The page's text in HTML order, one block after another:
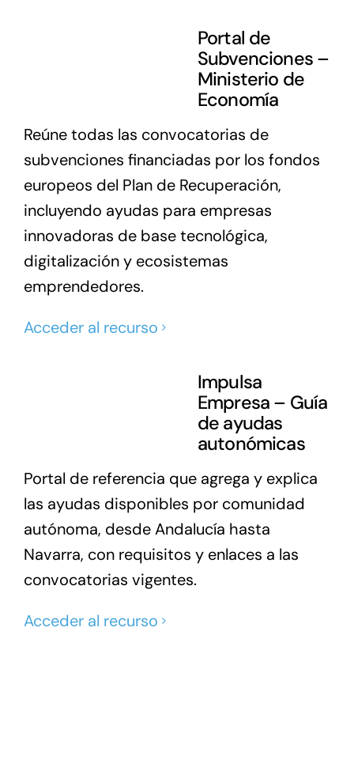
Portal de
Subvenciones –
Ministerio de
Economía
Reúne todas las convocatorias de
subvenciones financiadas por los fondos
europeos del Plan de Recuperación,
incluyendo ayudas para empresas
innovadoras de base tecnológica,
digitalización y ecosistemas
emprendedores.
Acceder al recurso
Impulsa
Empresa – Guía
de ayudas
autonómicas
Portal de referencia que agrega y explica
las ayudas disponibles por comunidad
autónoma, desde Andalucía hasta
Navarra, con requisitos y enlaces a las
convocatorias vigentes.
Acceder al recurso